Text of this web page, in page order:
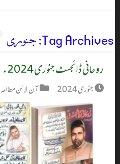
Tag Archives: جنوری
روحانی ڈائجسٹ جنوری 2024ء
جنوری 2024 آن لائن مطالعہ